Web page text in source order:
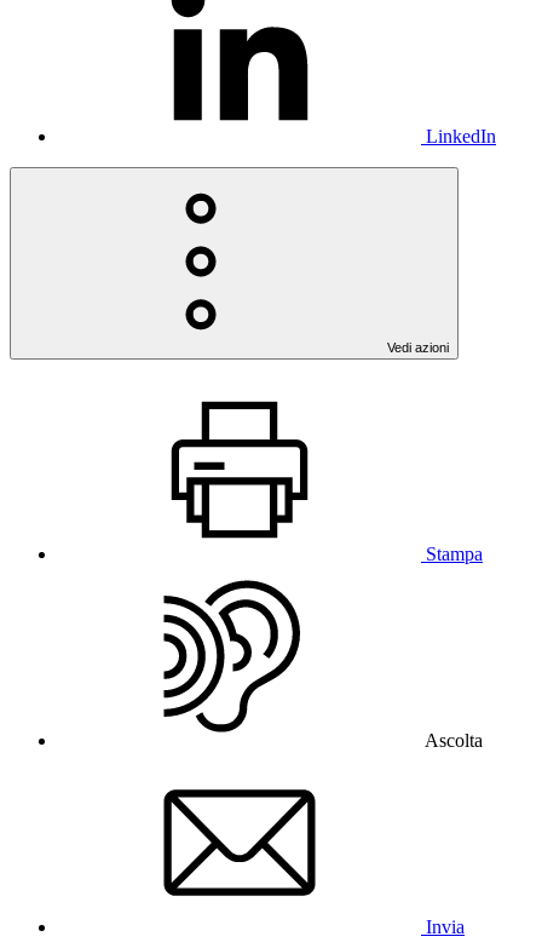
LinkedIn
Vedi azioni
Stampa
Ascolta
Invia